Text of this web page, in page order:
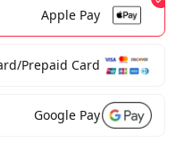
Apple Pay
Prepaid Card
Google Pay